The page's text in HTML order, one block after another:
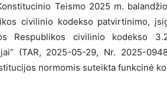
Teismo 2025 m.
civilinio kodekso patvirtinimo,
Respublikos civilinio kodekso
(TAR, 2025-05-29, Nr. 2025-
normomis suteikta funkcinė